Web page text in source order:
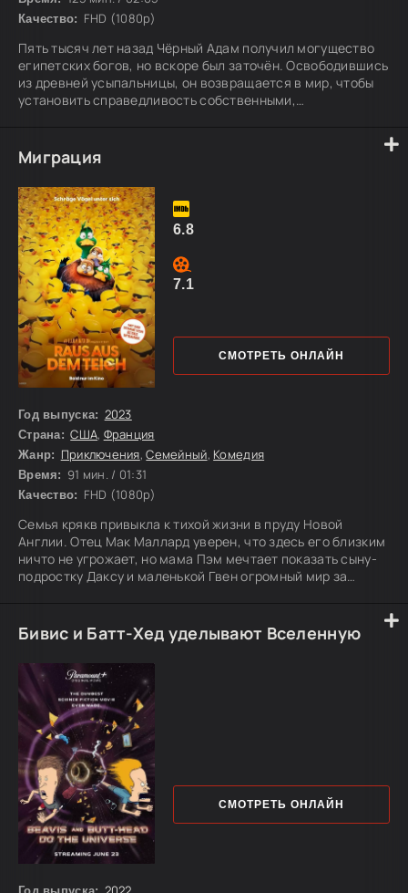
Качество: FHD (1080p)
Пять тысяч лет назад Чёрный Адам получил могущество
египетских богов, но вскоре был заточён. Освободившись
из древней усыпальницы, он возвращается в мир, чтобы
установить справедливость собственными,
Миграция
Год выпуска: 2023
Страна: США, Франция
Жанр: Приключения,Семейный, Комедия
Время: 91 мин. / 01:31
Качество: FHD (1080p)
Семья крякв привыкла к тихой жизни в пруду Новой
Англии. Отец Мак Маллард уверен, что здесь его близким
ничто не угрожает, но мама Пэм мечтает показать сыну-
подростку Даксу и маленькой Гвен огромный мир за
через Нью-Йорк к тропической Ямайке. Однако
долгожданное семейное путешествие почти сразу идёт не
по плану.
СМОТРЕТЬ ОНЛАЙН
6.8
7.1
Бивис и Батт-Хед уделывают Вселенную
СМОТРЕТЬ ОНЛАЙН